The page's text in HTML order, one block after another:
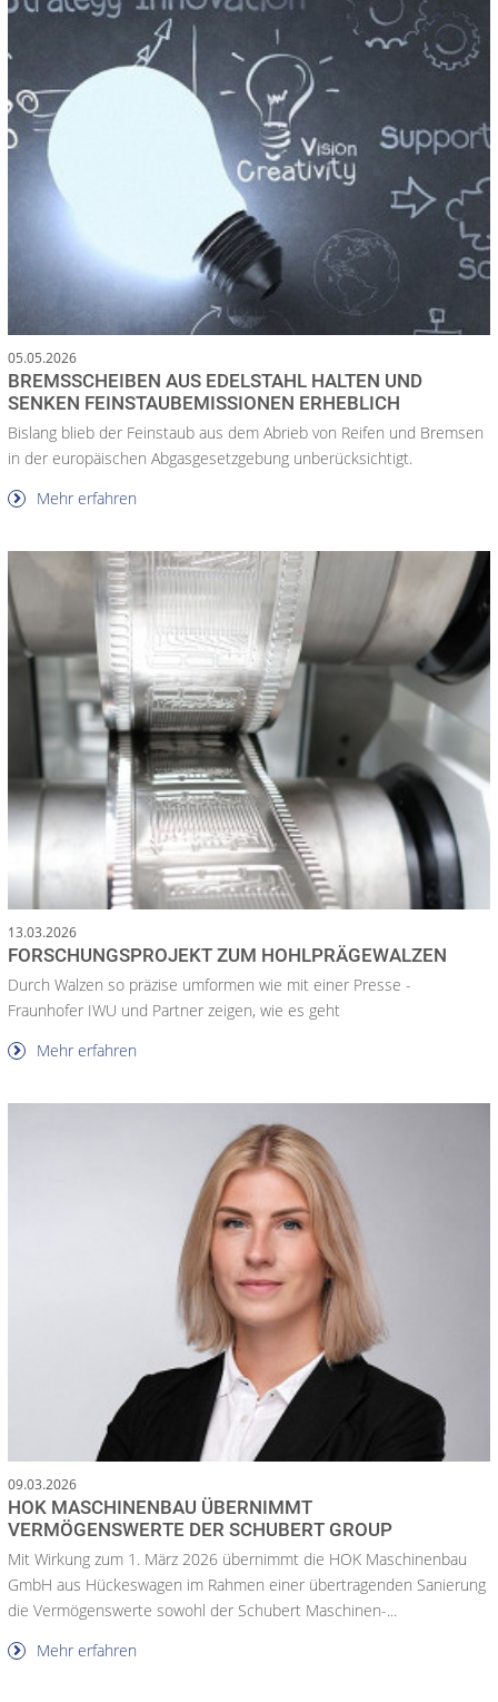
05.05.2026
BREMSSCHEIBEN AUS EDELSTAHL HALTEN UND
SENKEN FEINSTAUBEMISSIONEN ERHEBLICH
Bislang blieb der Feinstaub aus dem Abrieb von Reifen und Bremsen
in der europäischen Abgasgesetzgebung unberücksichtigt.
Mehr erfahren
13.03.2026
FORSCHUNGSPROJEKT ZUM HOHLPRÄGEWALZEN
Durch Walzen so präzise umformen wie mit einer Presse -
Fraunhofer IWU und Partner zeigen, wie es geht
Mehr erfahren
09.03.2026
HOK MASCHINENBAU ÜBERNIMMT
VERMÖGENSWERTE DER SCHUBERT GROUP
Mit Wirkung zum 1. März 2026 übernimmt die HOK Maschinenbau
GmbH aus Hückeswagen im Rahmen einer übertragenden Sanierung
die Vermögenswerte sowohl der Schubert Maschinen-...
Mehr erfahren